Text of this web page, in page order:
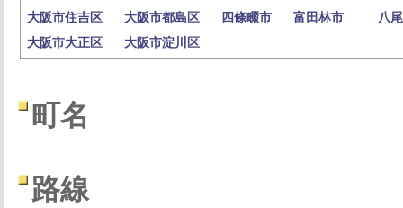
大阪市住吉区
大阪市都島区 四條畷市 富田林市
八
大阪市大正区
大阪市淀川区
町名
路線